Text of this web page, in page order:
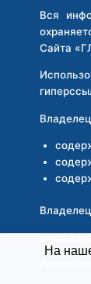
Вся
Сайта
На